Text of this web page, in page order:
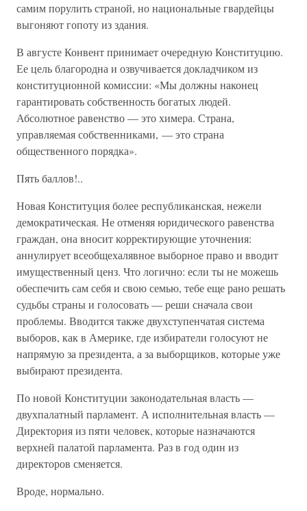
самим порулить страной, но национальные гвардейцы
выгоняют гопоту из здания.
В августе Конвент принимает очередную Конституцию.
Ее цель благородна и озвучивается докладчиком из
конституционной комиссии: «Мы должны наконец
гарантировать собственность богатых людей.
Абсолютное равенство — это химера. Страна,
управляемая собственниками, — это страна
общественного порядка».
Пять баллов!..
Новая Конституция более республиканская, нежели
демократическая. Не отменяя юридического равенства
граждан, она вносит корректирующие уточнения:
аннулирует всеобщехалявное выборное право и вводит
имущественный ценз. Что логично: если ты не можешь
обеспечить сам себя и свою семью, тебе еще рано решать
судьбы страны и голосовать — реши сначала свои
проблемы. Вводится также двухступенчатая система
выборов, как в Америке, где избиратели голосуют не
напрямую за президента, а за выборщиков, которые уже
выбирают президента.
По новой Конституции законодательная власть —
двухпалатный парламент. А исполнительная власть —
Директория из пяти человек, которые назначаются
верхней палатой парламента. Раз в год один из
директоров сменяется.
Вроде, нормально.